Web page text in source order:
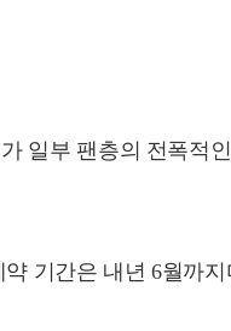
일부 팬층의 전폭적
기간은 내년 6월까